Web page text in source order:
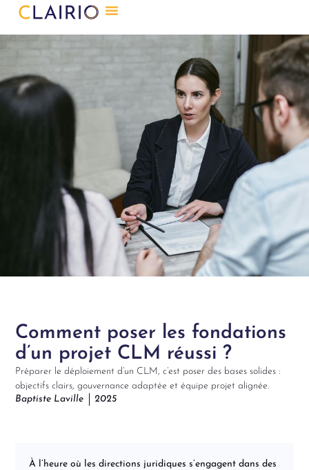
Comment poser les fondations
d’un projet CLM réussi ?
Préparer le déploiement d’un CLM, c’est poser des bases solides :
objectifs clairs, gouvernance adaptée et équipe projet alignée.
Baptiste Laville
2025
À l’heure où les directions juridiques s’engagent dans des